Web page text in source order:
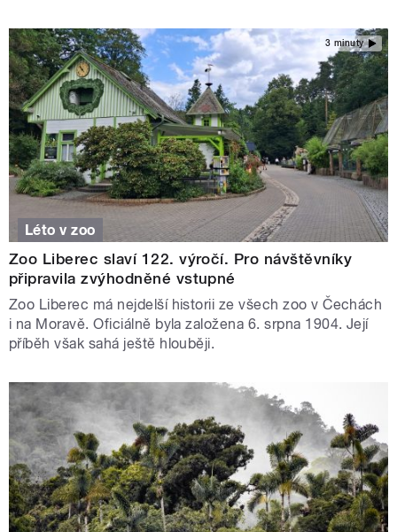
3 minuty
Léto v zoo
Zoo Liberec slaví 122. výročí. Pro návštěvníky
připravila zvýhodněné vstupné
Zoo Liberec má nejdelší historii ze všech zoo v Čechách
i na Moravě. Oficiálně byla založena 6. srpna 1904. Její
příběh však sahá ještě hlouběji.